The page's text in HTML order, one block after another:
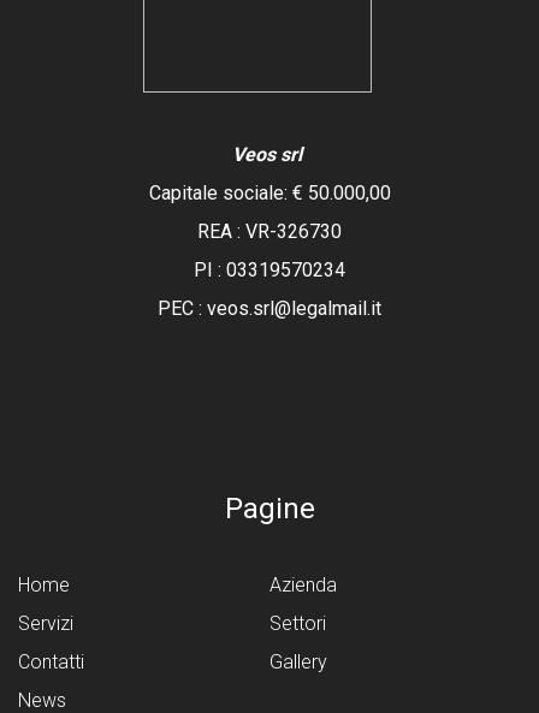
Veos srl
Capitale sociale: € 50.000,00
REA : VR-326730
PI : 03319570234
PEC : veos.srl@legalmail.it
Pagine
Home
Azienda
Servizi
Settori
Contatti
Gallery
News